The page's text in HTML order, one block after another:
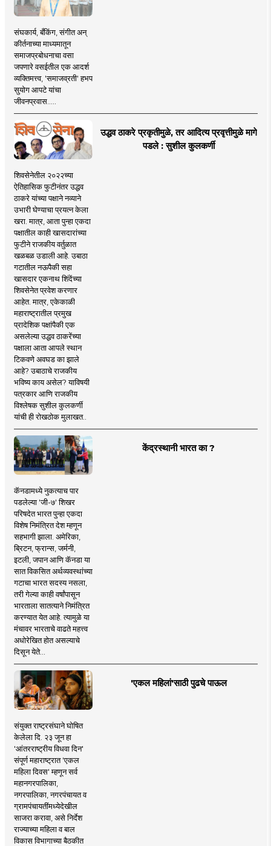
संघकार्य, बँकिंग, संगीत अन्
कीर्तनाच्या माध्यमातून
समाजप्रबोधनाचा वसा
जपणारे वसईतील एक आदर्श
व्यक्तिमत्त्व, 'समाजव्रती' हभप
सुयोग आपटे यांचा
जीवनप्रवास.....
उद्धव ठाकरे प्रकृतीमुळे, तर आदित्य प्रवृत्तीमुळे मागे
पडले : सुशील कुलकर्णी
शिवसेनेतील २०२२च्या
ऐतिहासिक फुटीनंतर उद्धव
ठाकरे यांच्या पक्षाने नव्याने
उभारी घेण्याचा प्रयत्न केला
खरा. मात्र, आता पुन्हा एकदा
पक्षातील काही खासदारांच्या
फुटीने राजकीय वर्तुळात
खळबळ उडाली आहे. उबाठा
गटातील नऊपैकी सहा
खासदार एकनाथ शिंदेंच्या
शिवसेनेत प्रवेश करणार
आहेत. मात्र, एकेकाळी
महाराष्ट्रातील प्रमुख
प्रादेशिक पक्षांपैकी एक
असलेल्या उद्धव ठाकरेंच्या
पक्षाला आता आपले स्थान
टिकवणे अवघड का झाले
आहे? उबाठाचे राजकीय
भविष्य काय असेल? याविषयी
पत्रकार आणि राजकीय
विश्लेषक सुशील कुलकर्णी
यांची ही रोखठोक मुलाखत..
केंद्रस्थानी भारत का ?
कॅनडामध्ये नुकत्याच पार
पडलेल्या 'जी-७' शिखर
परिषदेत भारत पुन्हा एकदा
विशेष निमंत्रित देश म्हणून
सहभागी झाला. अमेरिका,
ब्रिटन, फ्रान्स, जर्मनी,
इटली, जपान आणि कॅनडा या
सात विकसित अर्थव्यवस्थांच्या
गटाचा भारत सदस्य नसला,
तरी गेल्या काही वर्षांपासून
भारताला सातत्याने निमंत्रित
करण्यात येत आहे. त्यामुळे या
मंचावर भारताचे वाढते महत्त्व
अधोरेखित होत असल्याचे
दिसून येते...
'एकल महिलां'साठी पुढचे पाऊल
संयुक्त राष्ट्रसंघाने घोषित
केलेला दि. २३ जून हा
'आंतरराष्ट्रीय विधवा दिन'
संपूर्ण महाराष्ट्रात 'एकल
महिला दिवस' म्हणून सर्व
महानगरपालिका,
नगरपालिका, नगरपंचायत व
ग्रामपंचायतींमध्येदेखील
साजरा करावा, असे निर्देश
राज्याच्या महिला व बाल
विकास विभागाच्या बैठकीत